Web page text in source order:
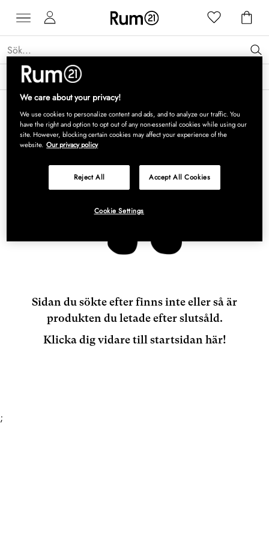
Få 15 % rabatt på Grythyttan Stålmöbler* →
Sidan du sökte efter finns inte eller så är
produkten du letade efter slutsåld.
Klicka dig vidare till startsidan här!
;
We care about your privacy!
We use cookies to personalize content and ads, and to analyze our traffic. You
have the right and option to opt out of any non-essential cookies while using our
site. However, blocking certain cookies may affect your experience of the
website. Our privacy policy
Reject All Accept All Cookies
Cookie Settings